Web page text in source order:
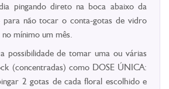
pingando direto na boca abaixo da
para não tocar o conta-gotas de vidro
mínimo um mês.
possibilidade de tomar uma ou várias
(concentradas) como DOSE ÚNICA:
2 gotas de cada floral escolhido e